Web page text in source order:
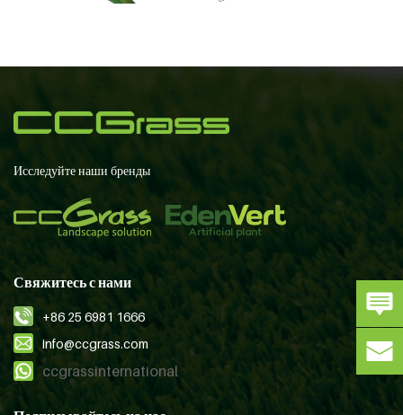
Исследуйте наши бренды
Свяжитесь с нами
+86 25 6981 1666
info@ccgrass.com
ccgrassinternational